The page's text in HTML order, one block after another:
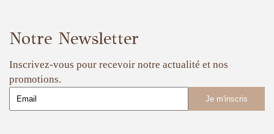
Notre Newsletter
Inscrivez-vous pour recevoir notre actualité et nos
promotions.